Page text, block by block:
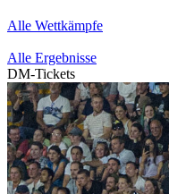
Alle Wettkämpfe
Alle Ergebnisse
DM-Tickets